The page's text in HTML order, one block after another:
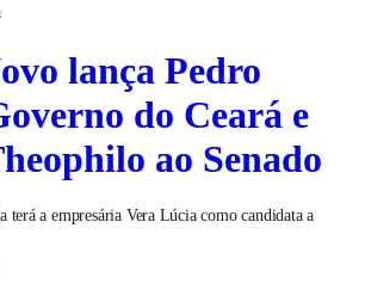
lança Pedro
do Ceará e
ao Senado
terá a empresária Vera Lúcia como candidata a